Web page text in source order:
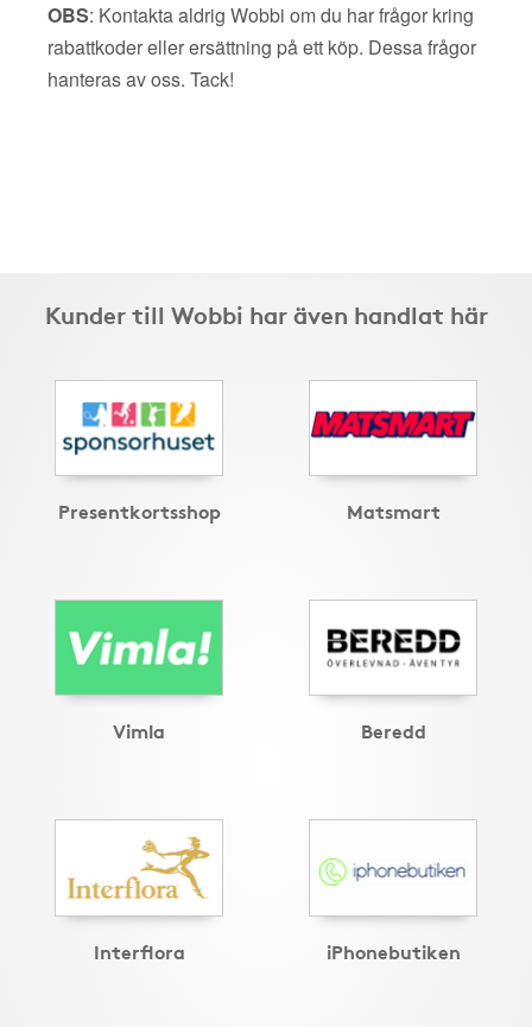
OBS: Kontakta aldrig Wobbi om du har frågor kring
rabattkoder eller ersättning på ett köp. Dessa frågor
hanteras av oss. Tack!
Kunder till Wobbi har även handlat här
Presentkortsshop Matsmart
Vimla Beredd
Interflora iPhonebutiken